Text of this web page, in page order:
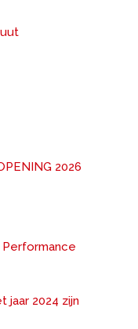
2026
Performance
jaar 2024 zijn